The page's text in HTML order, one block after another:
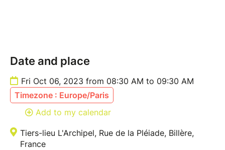
Date and place
Fri Oct 06, 2023 from 08:30 AM to 09:30 AM
Timezone : Europe/Paris
Add to my calendar
Tiers-lieu L'Archipel, Rue de la Pléiade, Billère,
France